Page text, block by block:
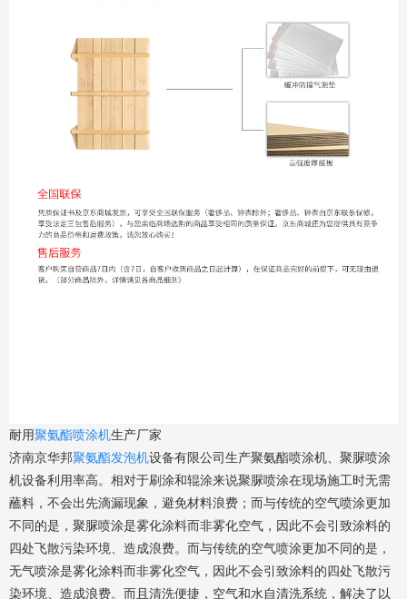
耐用聚氨酯喷涂机生产厂家
济南京华邦聚氨酯发泡机设备有限公司生产聚氨酯喷涂机、聚脲喷涂
机设备利用率高。相对于刷涂和辊涂来说聚脲喷涂在现场施工时无需
蘸料，不会出先滴漏现象，避免材料浪费；而与传统的空气喷涂更加
不同的是，聚脲喷涂是雾化涂料而非雾化空气，因此不会引致涂料的
四处飞散污染环境、造成浪费。而与传统的空气喷涂更加不同的是，
无气喷涂是雾化涂料而非雾化空气，因此不会引致涂料的四处飞散污
染环境、造成浪费。而且清洗便捷，空气和水自清洗系统，解决了以